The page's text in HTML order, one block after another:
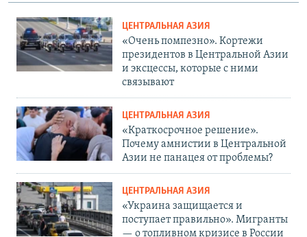
ЦЕНТРАЛЬНАЯ АЗИЯ
«Очень помпезно». Кортежи
президентов в Центральной Азии
и эксцессы, которые с ними
связывают
ЦЕНТРАЛЬНАЯ АЗИЯ
«Краткосрочное решение».
Почему амнистии в Центральной
Азии не панацея от проблемы?
ЦЕНТРАЛЬНАЯ АЗИЯ
«Украина защищается и
поступает правильно». Мигранты
— о топливном кризисе в России